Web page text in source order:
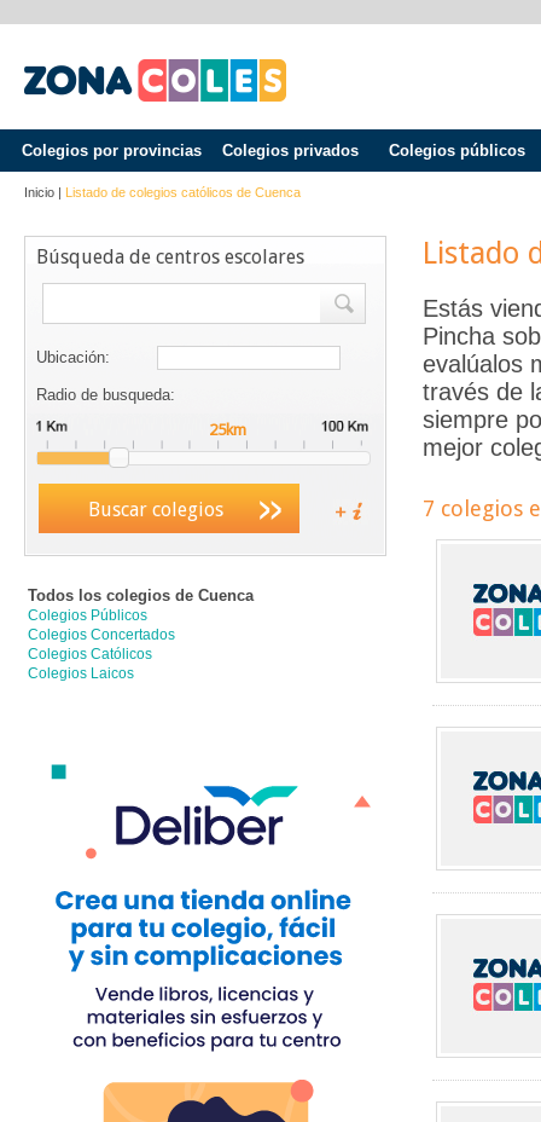
Colegios por provincias Colegios privados Colegios públicos
Inicio | Listado de colegios católicos de Cuenca
Búsqueda de centros escolares
Ubicación:
Radio de busqueda:
Buscar colegios
Todos los colegios de Cuenca
Colegios Públicos
Colegios Concertados
Colegios Católicos
Colegios Laicos
Listado
Estás
Pincha
evalúalos
través de
siempre
mejor
7 colegios